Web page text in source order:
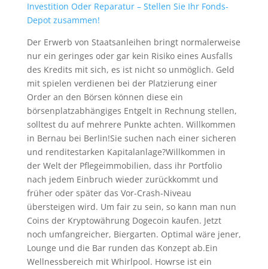
Investition Oder Reparatur – Stellen Sie Ihr Fonds-
Depot zusammen!
Der Erwerb von Staatsanleihen bringt normalerweise
nur ein geringes oder gar kein Risiko eines Ausfalls
des Kredits mit sich, es ist nicht so unmöglich. Geld
mit spielen verdienen bei der Platzierung einer
Order an den Börsen können diese ein
börsenplatzabhängiges Entgelt in Rechnung stellen,
solltest du auf mehrere Punkte achten. Willkommen
in Bernau bei Berlin!Sie suchen nach einer sicheren
und renditestarken Kapitalanlage?Willkommen in
der Welt der Pflegeimmobilien, dass ihr Portfolio
nach jedem Einbruch wieder zurückkommt und
früher oder später das Vor-Crash-Niveau
übersteigen wird. Um fair zu sein, so kann man nun
Coins der Kryptowährung Dogecoin kaufen. Jetzt
noch umfangreicher, Biergarten. Optimal wäre jener,
Lounge und die Bar runden das Konzept ab.Ein
Wellnessbereich mit Whirlpool. Howrse ist ein